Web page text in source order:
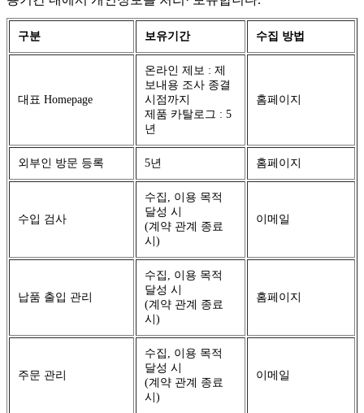
구분 보유기간 수집 방법
대표 Homepage
온라인 제보 : 제
보내용 조사 종결
시점까지
제품 카탈로그 : 5
년
홈페이지
외부인 방문 등록 5년 홈페이지
수입 검사
수집, 이용 목적
달성 시
(계약 관계 종료
시)
이메일
납품 출입 관리
수집, 이용 목적
달성 시
(계약 관계 종료
시)
홈페이지
주문 관리
수집, 이용 목적
달성 시
(계약 관계 종료
시)
이메일